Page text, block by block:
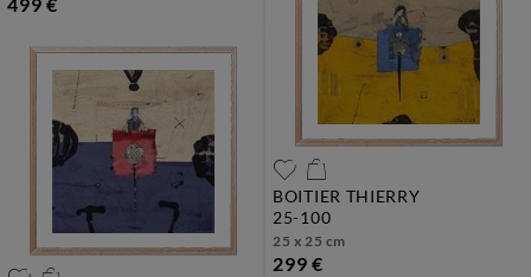
BOITIER THIERRY
25-100
25 x 25 cm
299 €